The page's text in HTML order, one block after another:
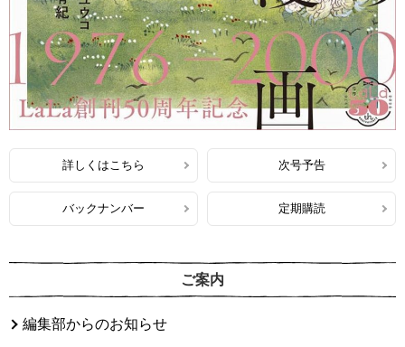
詳しくはこちら 次号予告
バックナンバー 定期購読
ご案内
編集部からのお知らせ